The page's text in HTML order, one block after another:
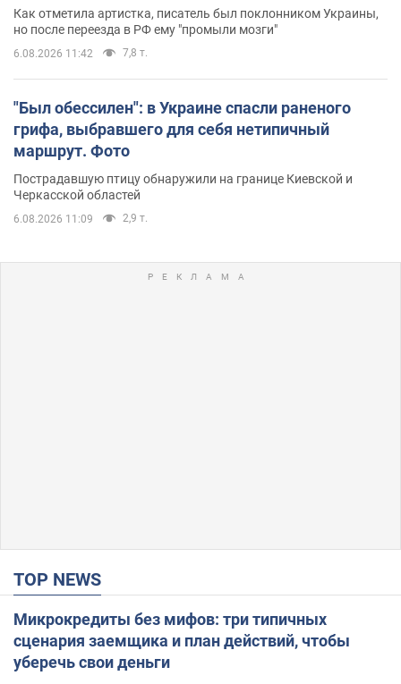
Как отметила артистка, писатель был поклонником Украины,
но после переезда в РФ ему "промыли мозги"
6.08.2026 11:42 7,8 т.
"Был обессилен": в Украине спасли раненого
грифа, выбравшего для себя нетипичный
маршрут. Фото
Пострадавшую птицу обнаружили на границе Киевской и
Черкасской областей
6.08.2026 11:09 2,9 т.
TOP NEWS
Микрокредиты без мифов: три типичных
сценария заемщика и план действий, чтобы
уберечь свои деньги